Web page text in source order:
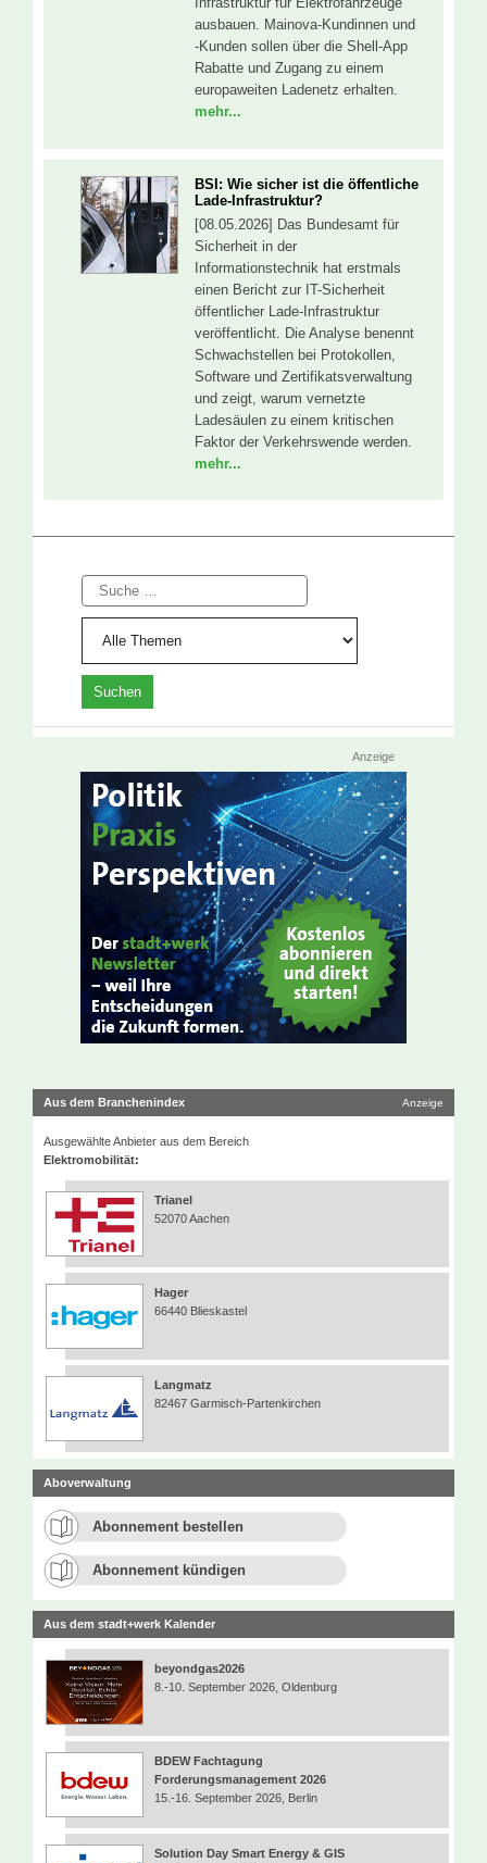
ausbauen. Mainova-Kundinnen und
-Kunden sollen über die Shell-App
Rabatte und Zugang zu einem
europaweiten Ladenetz erhalten.
mehr...
BSI: Wie sicher ist die öffentliche
Lade-Infrastruktur?
[08.05.2026] Das Bundesamt für
Sicherheit in der
Informationstechnik hat erstmals
einen Bericht zur IT-Sicherheit
öffentlicher Lade-Infrastruktur
veröffentlicht. Die Analyse benennt
Schwachstellen bei Protokollen,
Software und Zertifikatsverwaltung
und zeigt, warum vernetzte
Ladesäulen zu einem kritischen
Faktor der Verkehrswende werden.
mehr...
Suche
Anzeige
Aus dem Branchenindex Anzeige
Ausgewählte Anbieter aus dem Bereich
Elektromobilität:
Trianel
52070 Aachen
Hager
66440 Blieskastel
Langmatz
82467 Garmisch-Partenkirchen
Aboverwaltung
Abonnement bestellen
Abonnement kündigen
Aus dem stadt+werk Kalender
beyondgas2026
8.-10. September 2026, Oldenburg
BDEW Fachtagung
Forderungsmanagement 2026
15.-16. September 2026, Berlin
Solution Day Smart Energy & GIS